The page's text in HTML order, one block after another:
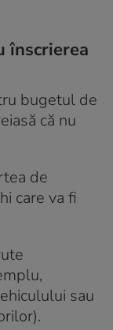
înscrierea
bugetul de
că nu
de
care va fi
sau